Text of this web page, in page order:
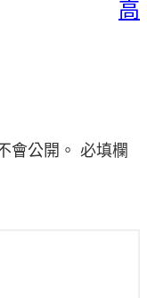
高
會公開。 必填欄